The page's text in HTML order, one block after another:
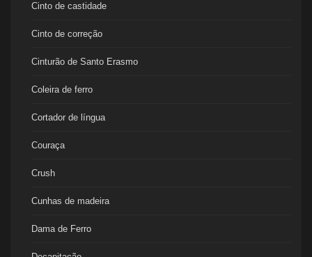
Cinto de castidade
Cinto de correção
Cinturão de Santo Erasmo
Coleira de ferro
Cortador de língua
Couraça
Crush
Cunhas de madeira
Dama de Ferro